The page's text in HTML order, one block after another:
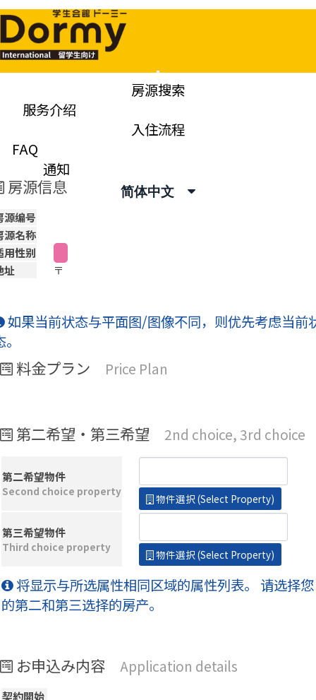
Menu
房源搜索
服务介绍
入住流程
FAQ
通知
简体中文
申请表
房源信息
源编号
源名称
用性别
址
〒
如果当前状态与平面图/图像不同，则优先考虑当前
料金プラン Price Plan
第二希望・第三希望 2nd choice, 3rd choice
第二希望物件
Second choice property
物件選択 (Select Property)
第三希望物件
Third choice property
物件選択 (Select Property)
将显示与所选属性相同区域的属性列表。 请选择您
的第二和第三选择的房产。
お申込み内容 Application details
契約開始